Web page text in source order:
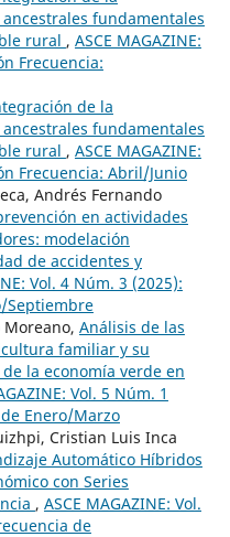
fundamentales
rural , ASCE MAGAZINE:
Frecuencia:
de la
fundamentales
rural , ASCE MAGAZINE:
Frecuencia: Abril/Junio
Andrés Fernando
en actividades
modelación
de accidentes y
Vol. 4 Núm. 3 (2025):
Septiembre
Análisis de las
familiar y su
la economía verde en
Vol. 5 Núm. 1
Enero/Marzo
Cristian Luis Inca
Automático Híbridos
con Series
, ASCE MAGAZINE: Vol.
de